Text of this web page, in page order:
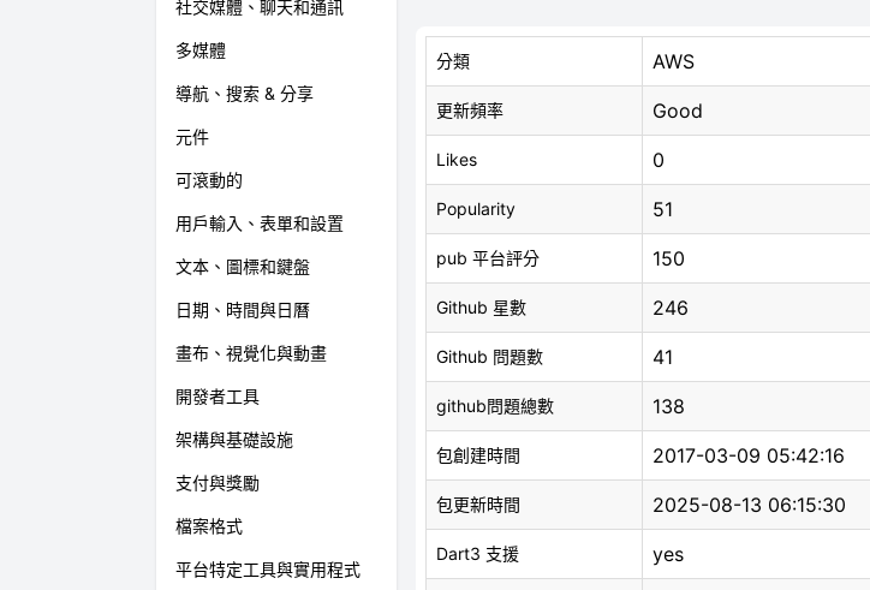
社交媒體、聊天和通訊
多媒體
導航、搜索 & 分享
元件
可滾動的
用戶輸入、表單和設置
文本、圖標和鍵盤
日期、時間與日曆
畫布、視覺化與動畫
開發者工具
架構與基礎設施
支付與獎勵
檔案格式
平台特定工具與實用程式
分類 AWS
更新頻率 Good
Likes 0
Popularity 51
pub 平台評分 150
Github 星數 246
Github 問題數 41
github問題總數 138
包創建時間 2017-03-09 05:42:16
包更新時間 2025-08-13 06:15:30
Dart3 支援 yes